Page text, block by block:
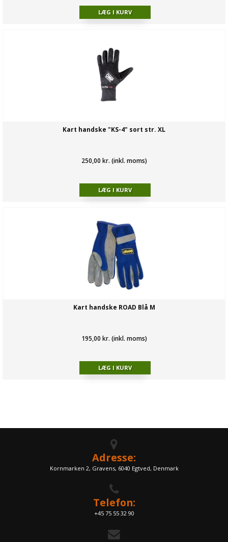
Kart handske "KS-4" sort str. XL
250,00 kr. (inkl. moms)
Kart handske ROAD Blå M
195,00 kr. (inkl. moms)
Adresse:
Kornmarken 2, Gravens, 6040 Egtved, Denmark
Telefon:
+45 75 55 32 90